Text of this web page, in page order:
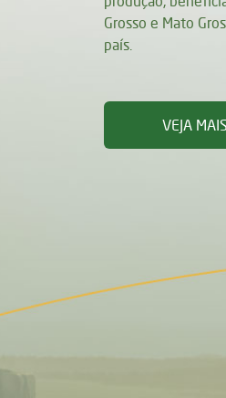
Grosso e Mato
país.
VEJA MAIS